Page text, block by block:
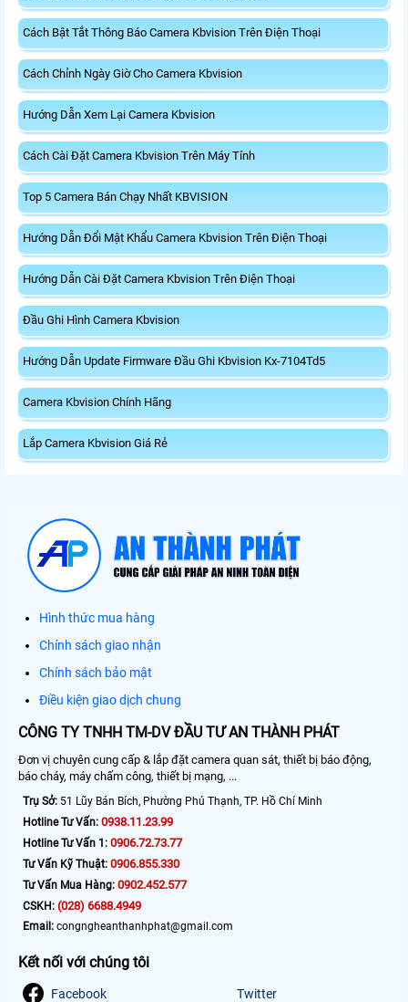
Cách Bật Tắt Thông Báo Camera Kbvision Trên Điện Thoại
Cách Chỉnh Ngày Giờ Cho Camera Kbvision
Hướng Dẫn Xem Lại Camera Kbvision
Cách Cài Đặt Camera Kbvision Trên Máy Tính
Top 5 Camera Bán Chạy Nhất KBVISION
Hướng Dẫn Đổi Mật Khẩu Camera Kbvision Trên Điện Thoại
Hướng Dẫn Cài Đặt Camera Kbvision Trên Điện Thoại
Đầu Ghi Hình Camera Kbvision
Hướng Dẫn Update Firmware Đầu Ghi Kbvision Kx-7104Td5
Camera Kbvision Chính Hãng
Lắp Camera Kbvision Giá Rẻ
Hình thức mua hàng
Chính sách giao nhận
Chính sách bảo mật
Điều kiện giao dịch chung
CÔNG TY TNHH TM-DV ĐẦU TƯ AN THÀNH PHÁT
Đơn vị chuyên cung cấp & lắp đặt camera quan sát, thiết bị báo động,
báo cháy, máy chấm công, thiết bị mạng, ...
Trụ Sở: 51 Lũy Bán Bích, Phường Phú Thạnh, TP. Hồ Chí Minh
Hotline Tư Vấn: 0938.11.23.99
Hotline Tư Vấn 1: 0906.72.73.77
Tư Vấn Kỹ Thuật: 0906.855.330
Tư Vấn Mua Hàng: 0902.452.577
CSKH: (028) 6688.4949
Email: congngheanthanhphat@gmail.com
Kết nối với chúng tôi
Facebook Twitter